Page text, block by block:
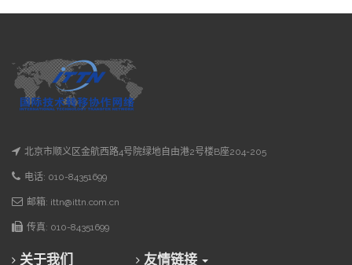
北京市顺义区金航西路4号院绿地自由港2号楼B座204-205
电话: 010-84351699
邮箱: ittn@ittn.com.cn
传真: 010-84351699
关于我们 友情链接